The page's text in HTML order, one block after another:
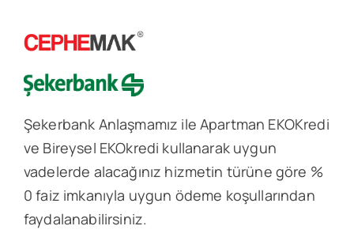
Şekerbank Anlaşmamız ile Apartman EKOKredi
ve Bireysel EKOkredi kullanarak uygun
vadelerde alacağınız hizmetin türüne göre %
0 faiz imkanıyla uygun ödeme koşullarından
faydalanabilirsiniz.